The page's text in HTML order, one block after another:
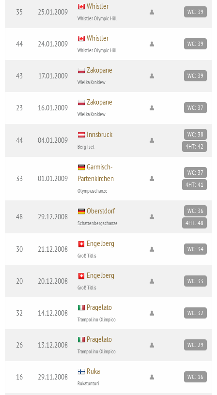
35 25.01.2009
Whistler
Whistler Olympic Hill
WC: 39
44 24.01.2009
Whistler
Whistler Olympic Hill
WC: 39
43 17.01.2009
Zakopane
Wielka Krokiew
WC: 39
23 16.01.2009
Zakopane
Wielka Krokiew
WC: 37
44 04.01.2009
Innsbruck
Berg Isel
WC: 38
4HT: 42
33 01.01.2009
Garmisch-
Partenkirchen
Olympiaschanze
WC: 37
4HT: 41
48 29.12.2008
Oberstdorf
Schattenbergschanze
WC: 36
4HT: 48
30 21.12.2008
Engelberg
Groß Titlis
WC: 34
20 20.12.2008
Engelberg
Groß Titlis
WC: 33
32 14.12.2008
Pragelato
Trampolino Olimpico
WC: 32
26 13.12.2008
Pragelato
Trampolino Olimpico
WC: 29
16 29.11.2008
Ruka
Rukatunturi
WC: 16